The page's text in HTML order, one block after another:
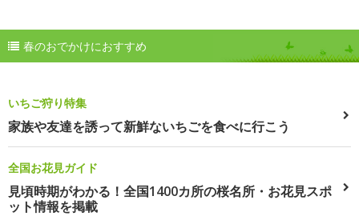
春のおでかけにおすすめ
いちご狩り特集
家族や友達を誘って新鮮ないちごを食べに行こう
全国お花見ガイド
見頃時期がわかる！全国1400カ所の桜名所・お花見スポ
ット情報を掲載